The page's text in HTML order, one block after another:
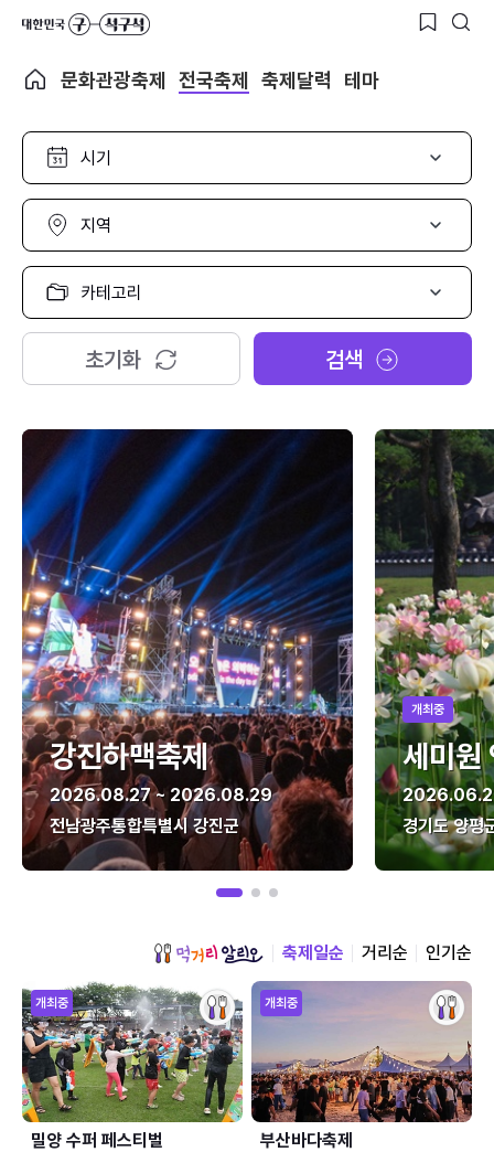
문화관광축제 전국축제 축제달력 테마
시
선
택
지
선
택
카
고
리
택
초기화 검색
강진하맥축제
2026.08.27 ~ 2026.08.29
전남광주통합특별시 강진군
개최중
세미원
경기도 양평
축제일순 거리순 인기순
개최중
밀양 수퍼 페스티벌
개최중
부산바다축제